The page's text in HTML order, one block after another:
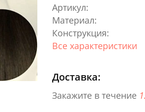
Артикул:
Материал:
Конструкция:
Все характеристики
Доставка:
Закажите в течение